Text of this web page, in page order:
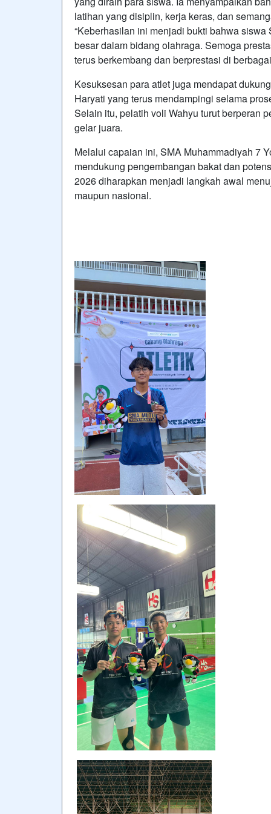
latihan yang disiplin, kerja keras, dan
“Keberhasilan ini menjadi bukti bahwa
besar dalam bidang olahraga. Semoga
terus berkembang dan berprestasi di
Kesuksesan para atlet juga mendapat
Haryati yang terus mendampingi selama
Selain itu, pelatih voli Wahyu turut berperan
gelar juara.
Melalui capaian ini, SMA Muhammadiyah 7
mendukung pengembangan bakat dan
2026 diharapkan menjadi langkah awal
maupun nasional.